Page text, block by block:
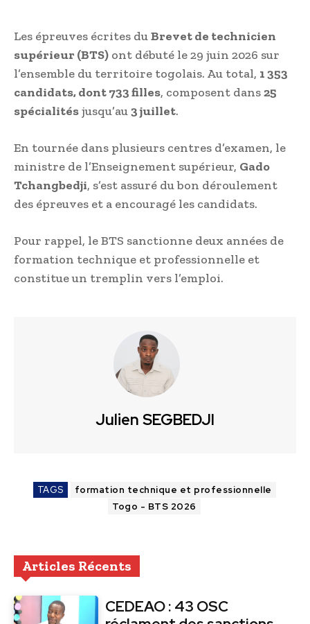
Les épreuves écrites duBrevet de technicien
supérieur (BTS) ont débuté le 29 juin 2026 sur
l’ensemble du territoire togolais. Au total, 1 353
candidats, dont 733 filles, composent dans25
spécialitésjusqu’au3 juillet.
En tournée dans plusieurs centres d’examen, le
ministre de l’Enseignement supérieur, Gado
Tchangbedji, s’est assuré du bon déroulement
des épreuves et a encouragé les candidats.
Pour rappel, le BTS sanctionne deux années de
formation technique et professionnelle et
constitue un tremplin vers l’emploi.
Julien SEGBEDJI
TAGS
formation technique et professionnelle
Togo - BTS 2026
Articles Récents
CEDEAO : 43 OSC